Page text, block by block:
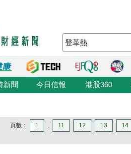
新聞 今日信報 港股360
頁數： 1 ... 11 12 13 14